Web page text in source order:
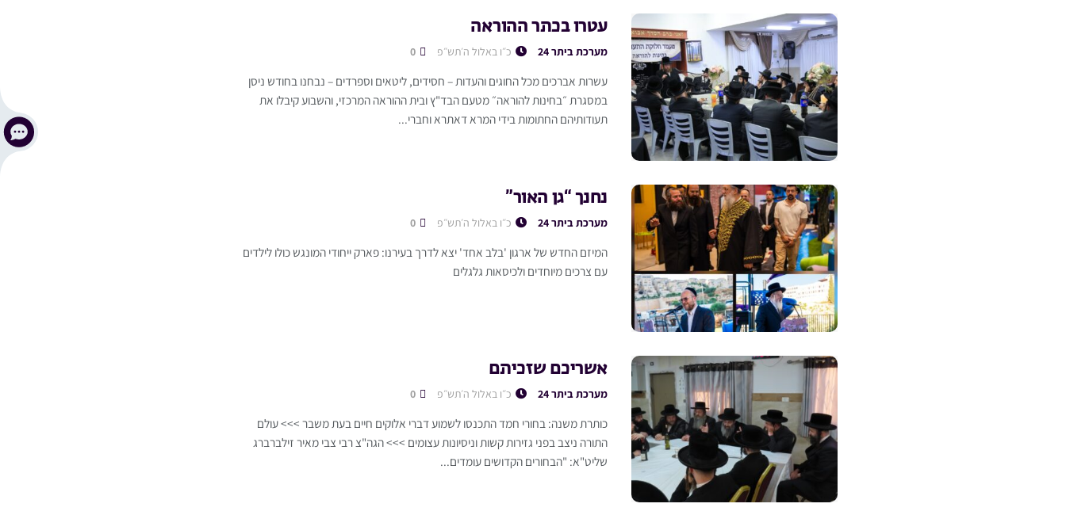
עטרו בכתר ההוראה
מערכת ביתר 24 כ״ו באלול ה׳תש״פ
עשרות אברכים מכל החוגים והעדות – חסידים, ליטאים וספרדים – נבחנו בחודש ניסן
במסגרת ״בחינות להוראה״ מטעם הבד"ץ ובית ההוראה המרכזי, והשבוע קיבלו את
תעודותיהם החתומות בידי המרא דאתרא וחברי...
נחנך “גן האור”
מערכת ביתר 24 כ״ו באלול ה׳תש״פ
המיזם החדש של ארגון 'בלב אחד' יצא לדרך בעירנו: פארק ייחודי המונגש כולו לילדים
עם צרכים מיוחדים ולכיסאות גלגלים
אשריכם שזכיתם
מערכת ביתר 24 כ״ו באלול ה׳תש״פ
כותרת משנה: בחורי חמד התכנסו לשמוע דברי אלוקים חיים בעת משבר >>> עולם
התורה ניצב בפני גזירות קשות וניסיונות עצומים >>> הגה"צ רבי צבי מאיר זילברברג
שליט"א: "הבחורים הקדושים עומדים...